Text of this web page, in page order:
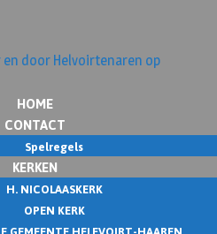
HOME
CONTACT
Spelregels
KERKEN
H. NICOLAASKERK
OPEN KERK